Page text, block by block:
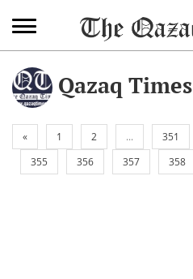
Qazaq Times
« 1 2 ... 351
355
356 357 358